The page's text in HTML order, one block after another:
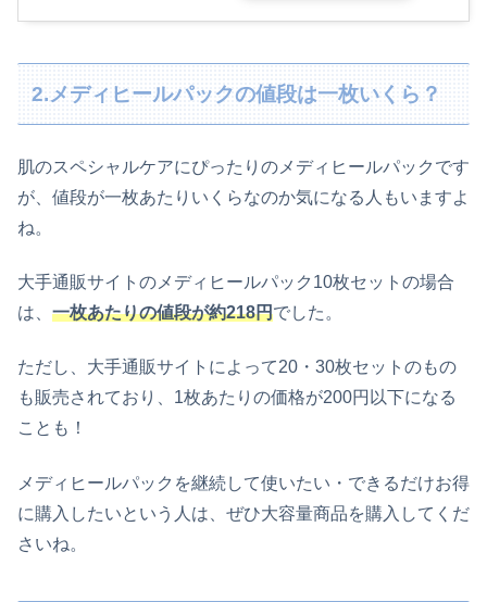
2.メディヒールパックの値段は一枚いくら？
肌のスペシャルケアにぴったりのメディヒールパックです
が、値段が一枚あたりいくらなのか気になる人もいますよ
ね。
大手通販サイトの メディヒールパック10枚セットの場合
は、 一枚あたりの値段が約218円でした。
ただし、大手通販サイトによって20・30枚セットのもの
も販売されており、1枚あたりの価格が200円以下になる
ことも！
メディヒールパックを継続して使いたい・できるだけお得
に購入したいという人は、ぜひ大容量商品を購入してくだ
さいね。